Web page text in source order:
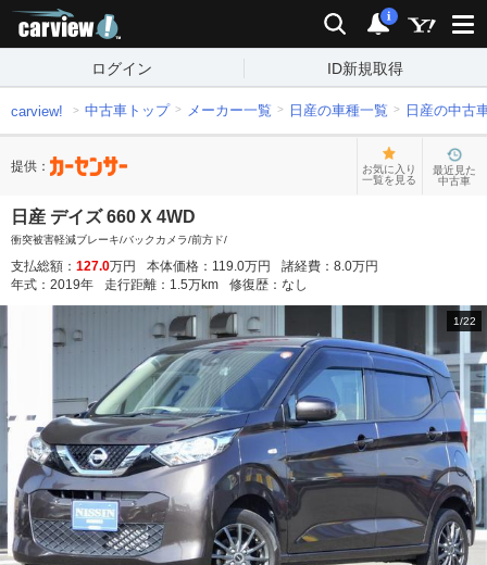
検索 通知
i
ログイン ID新規取得
carview! 中古車トップ メーカー一覧 日産の車種一覧 日産の中古
提供：
お気に入り
一覧を見る
最近見た
中古車
日産 デイズ 660 X 4WD
衝突被害軽減ブレーキ/バックカメラ/前方ド/
支払総額： 127.0万円 本体価格： 119.0万円 諸経費： 8.0万円
年式： 2019年 走行距離： 1.5万km 修復歴： なし
1/22